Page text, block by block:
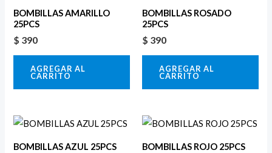
BOMBILLAS AMARILLO
25PCS
$ 390
AGREGAR AL
CARRITO
BOMBILLAS ROSADO
25PCS
$ 390
AGREGAR AL
CARRITO
BOMBILLAS AZUL 25PCS BOMBILLAS ROJO 25PCS